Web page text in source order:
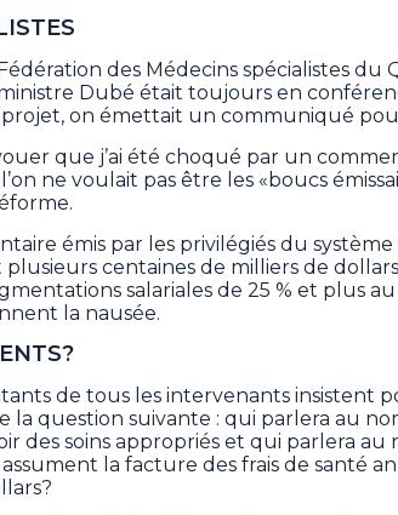
des Médecins spécialistes du
Dubé était toujours en
on émettait un communiqué
que j’ai été choqué par un
ne voulait pas être les «boucs
émis par les privilégiés du
centaines de milliers de
salariales de 25 % et plus
la nausée.
de tous les intervenants insistent
la question suivante : qui parlera au
des soins appropriés et qui parlera
la facture des frais de santé